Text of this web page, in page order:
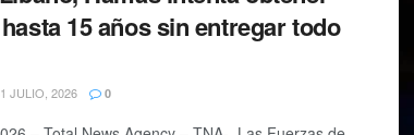
15 años sin entregar todo
JULIO, 2026 0